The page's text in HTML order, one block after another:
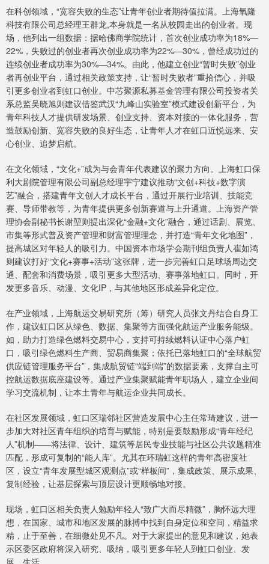
在科创领域，“宽容失败的生态”让青年创业者期待值拉满。上海氧隆
科技有限公司总经理王群龙,本身就是一名从校园走出的创业者。现
场，他列出一组数据：据哈佛商学院统计，首次创业成功率为18%—
22%，失败过的创业者再次创业成功率为22%—30%，曾经成功过的
连续创业者成功率为30%—34%。由此，他建立创业“暂时失败”创业
者再创业平台，通过相关政策支持，让“暂时失败者”重拾信心，并吸
引更多创业者到虹口创业。中芯聚源私募基金管理有限公司投资者关
系总监吴晓旭则建议借鉴武汉“九峰山实验室”模式建设创新平台，为
青年科技人才提供研发场景、创业支持、资本对接的一体化服务，营
造鼓励创新、宽容失败的良好生态，让青年人才在虹口近悦远来、安
心创业、追梦启航。
在文化领域，“文化+”成为与会青年代表建议的聚力方向。上海虹口保
利大剧院管理有限公司副总经理宇宁建议推动“文创+科技+数字演
艺”融合，搭建青年文创人才成长平台，通过开展行业培训、技能竞
赛、导师带教等，为青年提供更多创新赛道与上升通道。上海资产管
理协会副秘书长谢堃则提出深化“金融+文化”融合，通过话剧、展览、
市集等形式普及资产管理和财富管理理念，并打造“青年文化地图”，
提高城区对年轻人的吸引力。中国资本市场学会期刊组负责人崔如鸿
则建议打好“文化+赛事+活动”这张牌，进一步完善虹口足球场周边交
通、配套和消费场景，吸引更多大型活动、赛事落地虹口。同时，开
发更多音乐、动漫、文化IP，与其他地区形成差异化定位。
在产业领域，上海航运交易研究所（筹）研究人员张文丹结合自身工
作，建议虹口区从绿色、数据、集聚等方面强化航运产业服务能级。
如，助力打造绿色燃料交易中心，支持可持续燃料认证中心落户虹
口，吸引绿色燃料生产商、贸易商集聚；依托已落地虹口的“全球航贸
供应链管理服务平台”，集成航贸链“端到端”的数据要素，支撑自主可
控航运数据底座建设等。通过产业集聚赋能青年职场人，建立企业间
学习交流机制，让本土青年与航运企业共同成长。
在社区发展领域，虹口区瑞邻社区营造发展中心主任常琦建议，进一
步加大对社区青年组织的培育与赋能，特别是要鼓励形成“青年经纪
人”机制——将法律、设计、建筑等居民专业技能与社区公共议题精准
匹配，形成可复制的“能人库”。尤其在环瑞虹这样的青年高密度社
区，设立“青年发展型城区观测点”或“样板间”，集成政策、展示成果、
复制经验，让基层探索与顶层设计更顺畅地对接。
现场，虹口区相关负责人勉励年轻人“致广大而尽精微”，胸怀远大理
想，在国家、城市和地区发展的脉搏中找到自身定位和空间，精益求
精，止于至善，在细微处见不凡。对于大家提出的意见和建议，她表
示区委区政府将深入研究、吸纳，吸引更多年轻人到虹口创业、发
展、生活。